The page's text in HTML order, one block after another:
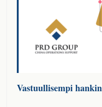
Vastuullisempi